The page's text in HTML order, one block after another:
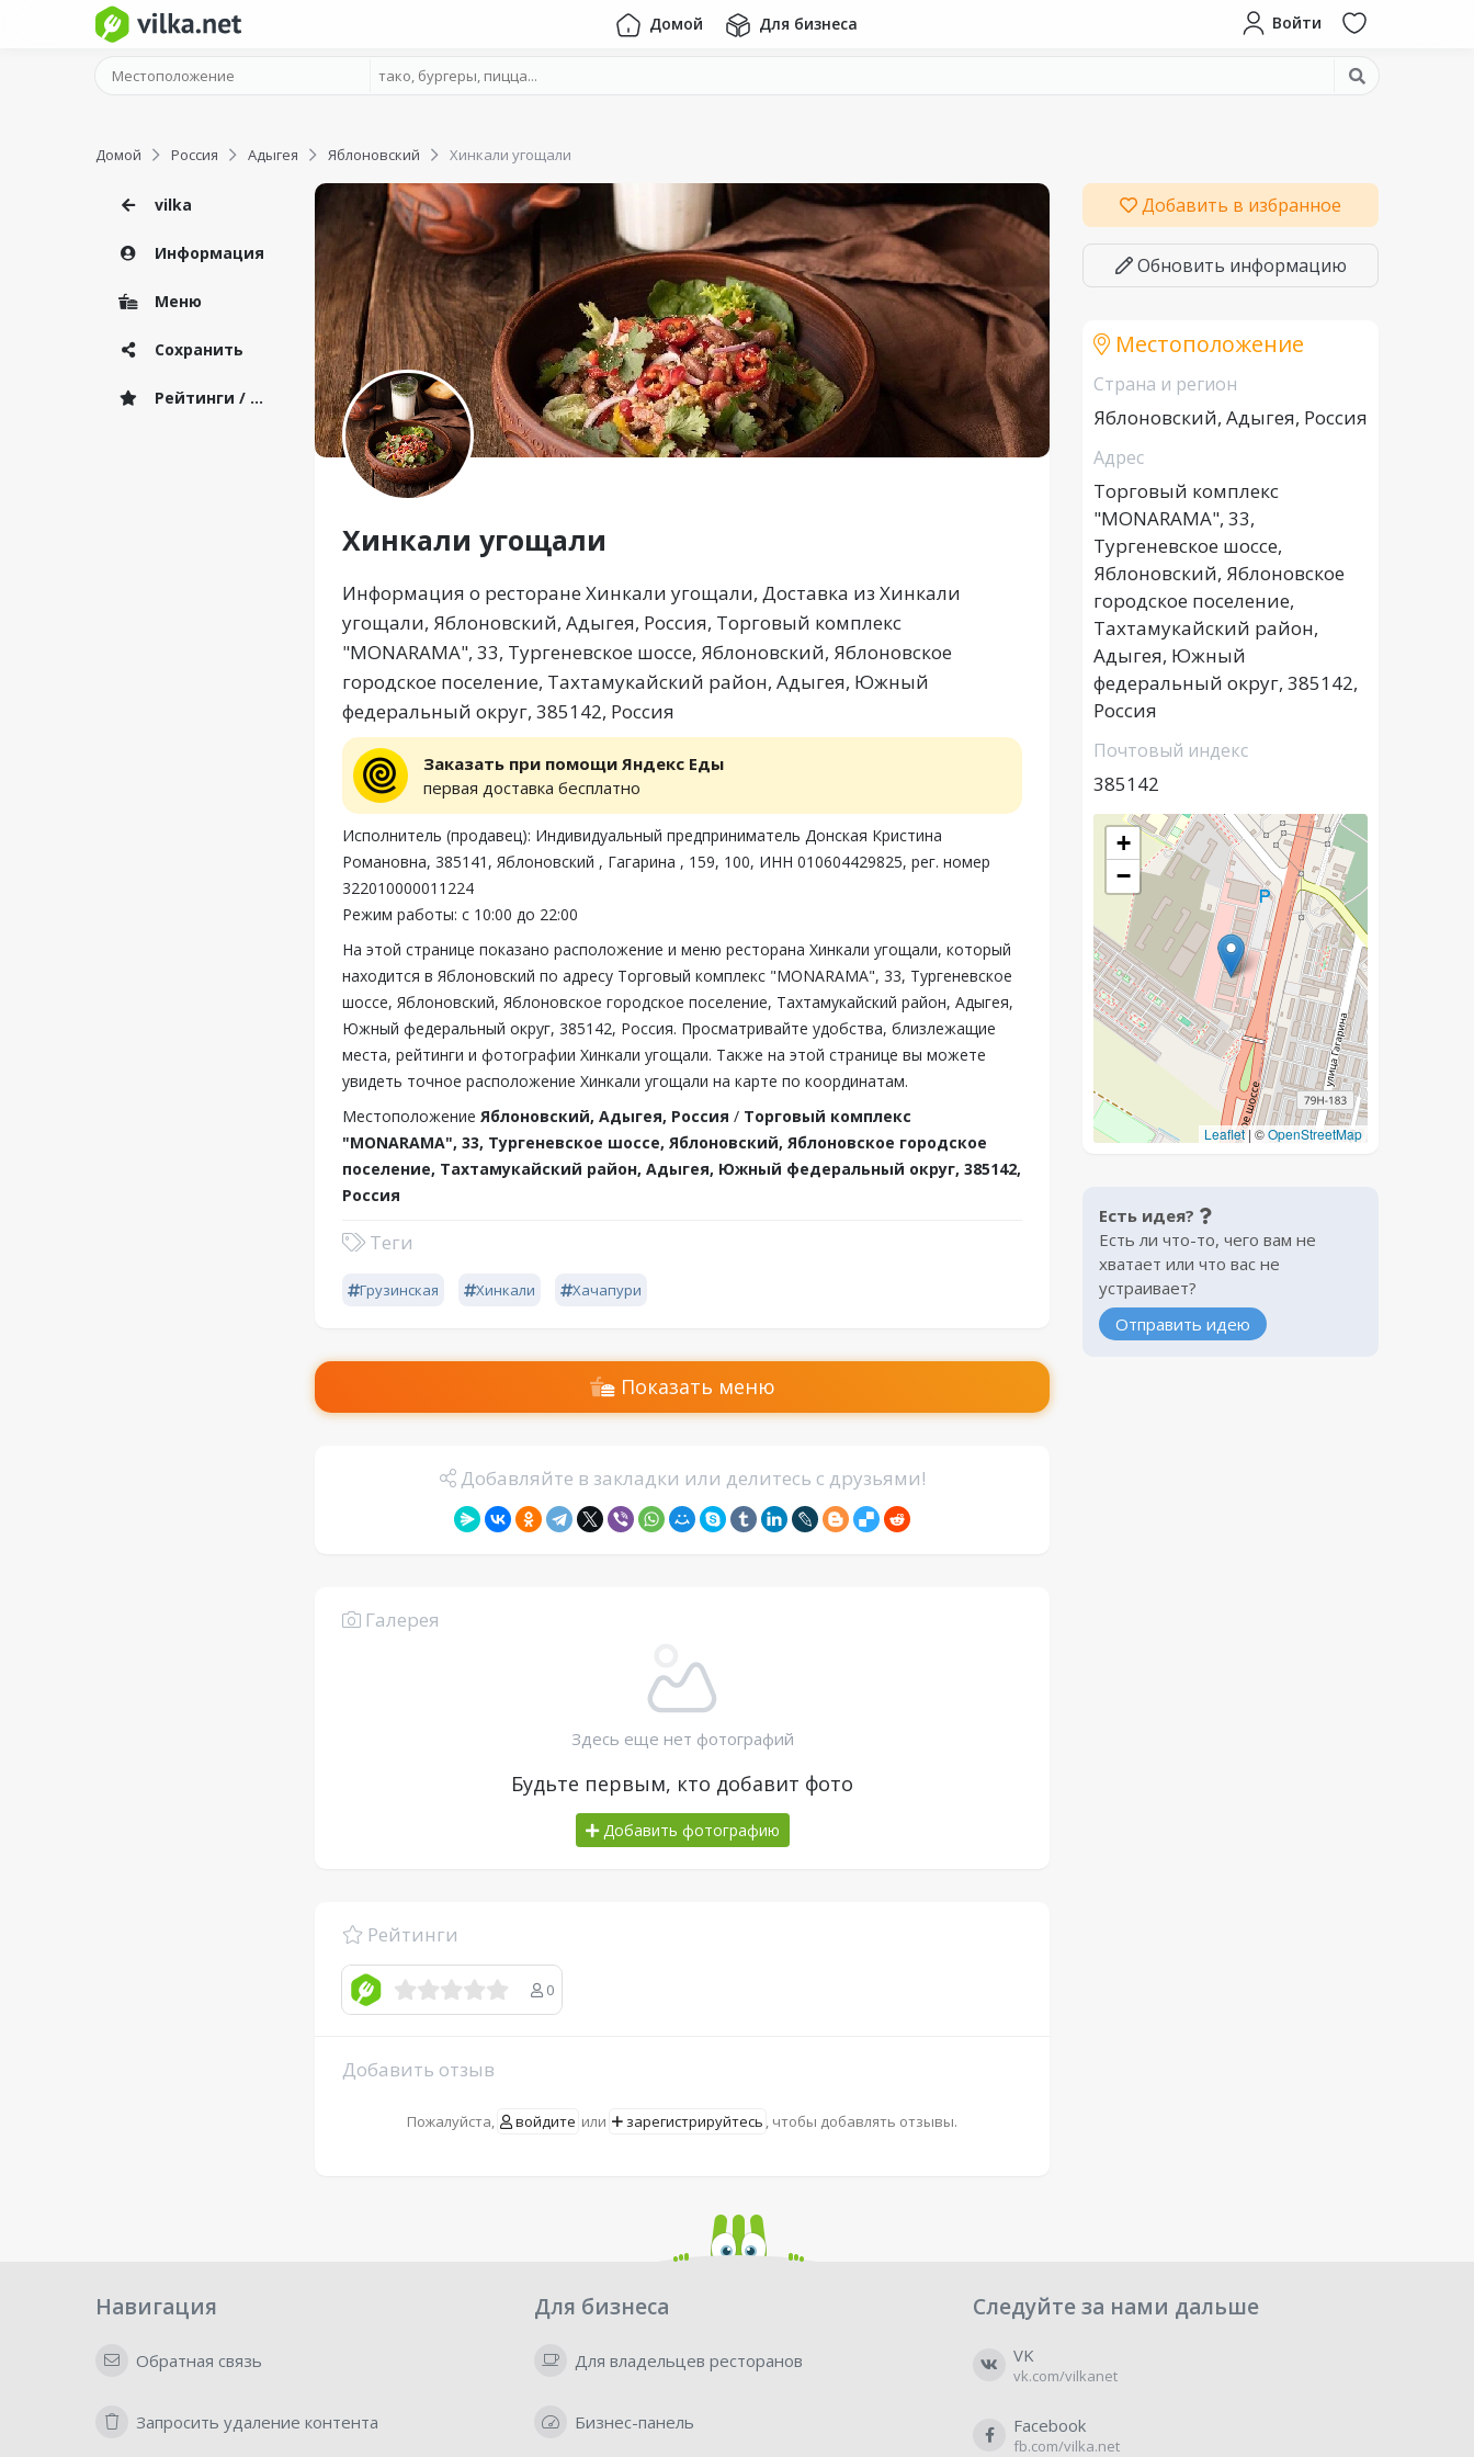
Домой Для бизнеса Войти
Домой Россия Адыгея Яблоновский Хинкали угощали
vilka
Информация
Меню
Сохранить
Рейтинги / Отзывы
Хинкали угощали
Информация о ресторане Хинкали угощали, Доставка из Хинкали
угощали, Яблоновский, Адыгея, Россия, Торговый комплекс
"MONARAMA", 33, Тургеневское шоссе, Яблоновский, Яблоновское
городское поселение, Тахтамукайский район, Адыгея, Южный
федеральный округ, 385142, Россия
Заказать при помощи Яндекс Еды
первая доставка бесплатно
Исполнитель (продавец): Индивидуальный предприниматель Донская Кристина
Романовна, 385141, Яблоновский , Гагарина , 159, 100, ИНН 010604429825, рег. номер
322010000011224
Режим работы: с 10:00 до 22:00
На этой странице показано расположение и меню ресторана Хинкали угощали, который
находится в Яблоновский по адресу Торговый комплекс "MONARAMA", 33, Тургеневское
шоссе, Яблоновский, Яблоновское городское поселение, Тахтамукайский район, Адыгея,
Южный федеральный округ, 385142, Россия. Просматривайте удобства, близлежащие
места, рейтинги и фотографии Хинкали угощали. Также на этой странице вы можете
увидеть точное расположение Хинкали угощали на карте по координатам.
Местоположение Яблоновский, Адыгея, Россия / Торговый комплекс
"MONARAMA", 33, Тургеневское шоссе, Яблоновский, Яблоновское городское
поселение, Тахтамукайский район, Адыгея, Южный федеральный округ, 385142,
Россия
Теги
Грузинская Хинкали Хачапури
Показать меню
Добавляйте в закладки или делитесь с друзьями!
Галерея
Здесь еще нет фотографий
Будьте первым, кто добавит фото
Добавить фотографию
Рейтинги
0
Добавить отзыв
Пожалуйста, войдите или зарегистрируйтесь , чтобы добавлять отзывы.
Добавить в избранное
Обновить информацию
Местоположение
Страна и регион
Яблоновский, Адыгея, Россия
Адрес
Торговый комплекс
"MONARAMA", 33,
Тургеневское шоссе,
Яблоновский, Яблоновское
городское поселение,
Тахтамукайский район,
Адыгея, Южный
федеральный округ, 385142,
Россия
Почтовый индекс
385142
+
−
Leaflet | ©OpenStreetMap
Есть идея?
Есть ли что-то, чего вам не
хватает или что вас не
устраивает?
Отправить идею
Навигация
Обратная связь
Запросить удаление контента
Для бизнеса
Для владельцев ресторанов
Бизнес-панель
Следуйте за нами дальше
VK
vk.com/vilkanet
Facebook
fb.com/vilka.net